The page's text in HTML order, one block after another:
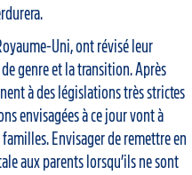
Uni, ont révisé leur
genre et la transition. Après
à des législations très strictes
envisagées à ce jour vont à
familles. Envisager de remettre en
aux parents lorsqu’ils ne sont